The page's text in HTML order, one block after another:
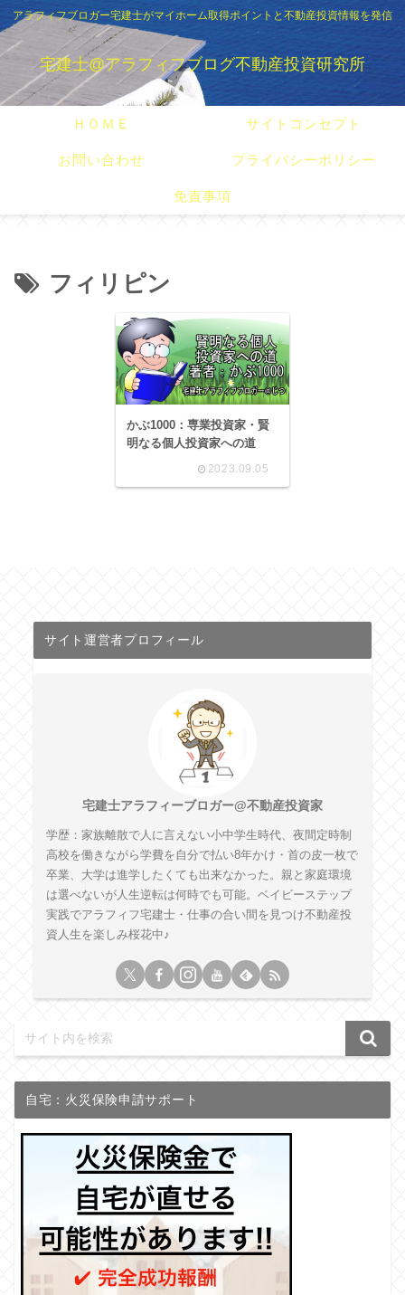
アラフィフブロガー宅建士がマイホーム取得ポイントと不動産投資情報を発信
宅建士@アラフィフブログ不動産投資研究所
ＨＯＭＥ サイトコンセプト
お問い合わせ プライバシーポリシー
免責事項
フィリピン
かぶ1000：専業投資家・賢
明なる個人投資家への道
2023.09.05
サイト運営者プロフィール
宅建士アラフィーブロガー@不動産投資家
学歴：家族離散で人に言えない小中学生時代、夜間定時制
高校を働きながら学費を自分で払い8年かけ・首の皮一枚で
卒業、大学は進学したくても出来なかった。親と家庭環境
は選べないが人生逆転は何時でも可能。ベイビーステップ
実践でアラフィフ宅建士・仕事の合い間を見つけ不動産投
資人生を楽しみ桜花中♪
自宅：火災保険申請サポート